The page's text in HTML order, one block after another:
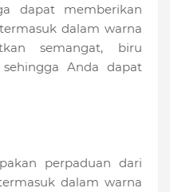
dapat memberikan
dalam warna
semangat, biru
Anda dapat
perpaduan dari
dalam warna